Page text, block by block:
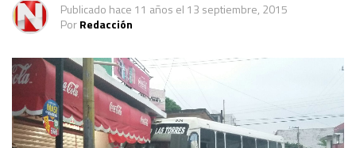
Publicado hace 11 años el 13 septiembre, 2015
PorRedacción